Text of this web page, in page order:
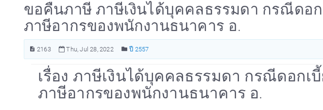
ขอคืนภาษี ภาษีเงินได้บุคคลธรรมดา กรณีดอ
ภาษีอากรของพนักงานธนาคาร อ.
2163 Thu, Jul 28, 2022 ปี 2557
เรื่อง ภาษีเงินได้บุคคลธรรมดา กรณีดอกเ
ภาษีอากรของพนักงานธนาคาร อ.